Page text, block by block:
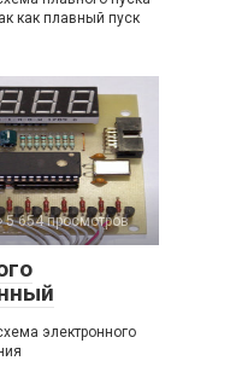
как плавный пуск
5 654 просмотров
электронного